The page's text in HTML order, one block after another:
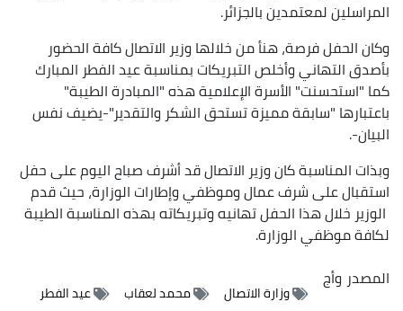
المراسلين لمعتمدين بالجزائر.
وكان الحفل فرصة، هنأ من خلالها وزير الاتصال كافة الحضور
بأصدق التهاني وأخلص التبريكات بمناسبة عيد الفطر المبارك
كما "استحسنت" الأسرة الإعلامية هذه "المبادرة الطيبة"
باعتبارها "سابقة مميزة تستحق الشكر والتقدير"-يضيف نفس
البيان-.
وبذات المناسبة كان وزير الاتصال قد أشرف صباح اليوم على حفل
استقبال على شرف عمال وموظفي وإطارات الوزارة، حيث قدم
الوزير خلال هذا الحفل تهانيه وتبريكاته بهذه المناسبة الطيبة
لكافة موظفي الوزارة.
المصدروأج
وزارة الاتصال محمد لعقاب عيد الفطر